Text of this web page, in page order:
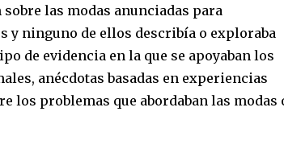
las modas anunciadas para
y ninguno de ellos describía o exploraba
de evidencia en la que se apoyaban los
anécdotas basadas en experiencias
los problemas que abordaban las modas